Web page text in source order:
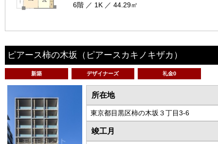
6階 ／ 1K ／ 44.29㎡
ピアース柿の木坂 （ピアースカキノキザカ）
新築 デザイナーズ 礼金0
所在地
東京都目黒区柿の木坂３丁目3-6
竣工月